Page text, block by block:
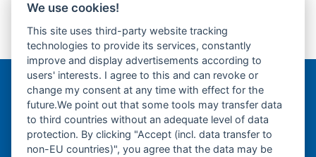
previous
post:
Kubota KX61.2a-Turas-
Antriebsrad-Sprocket-
next
post:
Gummikette- rubber
Bergmann Baumatec
Watzmannstraße 1
84547 Emmerting
We use cookies!
This site uses third-party website tracking
technologies to provide its services, constantly
improve and display advertisements according to
users' interests. I agree to this and can revoke or
change my consent at any time with effect for the
future.We point out that some tools may transfer data
to third countries without an adequate level of data
protection. By clicking "Accept (incl. data transfer to
non-EU countries)", you agree that the data may be